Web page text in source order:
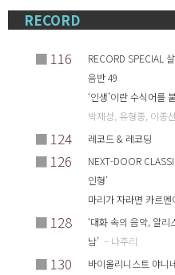
RECORD
■ 116
RECORD SPECIAL
음반 49
‘인생’이란 수식어를
박제성, 유형종, 이종
■ 124 레코드 & 레코딩
■ 126
NEXT-DOOR
인형’
마리가 자라면 카르멘
■ 128
‘대화 속의 음악, 알
남’ – 나주리
■ 130
바이올리니스트 야니